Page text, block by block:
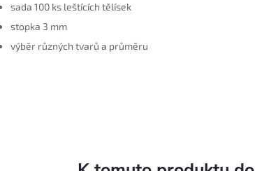
sada 100 ks leštících tělísek
stopka 3 mm
výběr různých tvarů a průměru